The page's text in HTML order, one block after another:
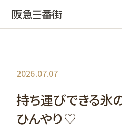
2026.07.07
持ち運びできる氷
ひんやり♡